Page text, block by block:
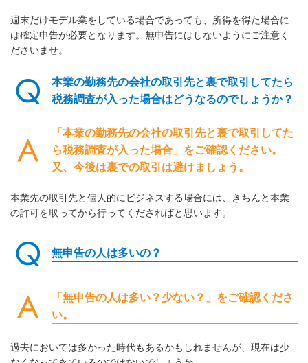
週末だけモデル業をしている場合であっても、所得を得た場合に
は確定申告が必要となります。無申告にはしないようにご注意く
ださいませ。
本業の勤務先の会社の取引先と裏で取引してたら
税務調査が入った場合はどうなるのでしょうか？
「本業の勤務先の会社の取引先と裏で取引してた
ら税務調査が入った場合」をご確認ください。
又、今後は裏での取引は避けましょう。
本業先の取引先と個人的にビジネスする場合には、きちんと本業
の許可を取ってから行ってくださればと思います。
無申告の人は多いの？
「無申告の人は多い？少ない？」をご確認くださ
い。
過去においては多かった時代もあるかもしれませんが、現在は少